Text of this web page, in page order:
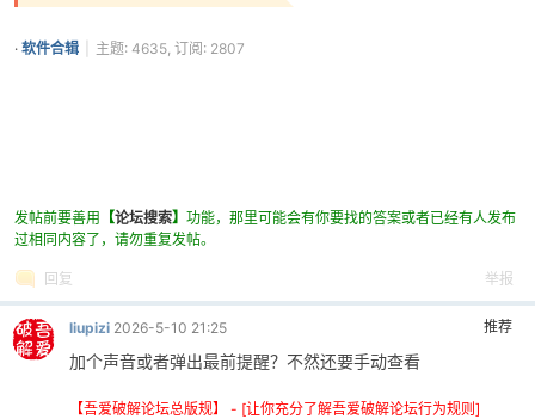
· 软件合辑 主题: 4635, 订阅: 2807
发帖前要善用 【论坛搜索】 功能，那里可能会有你要找的答案或者已经有人发布
过相同内容了，请勿重复发帖。
回复 举报
推荐
liupizi 2026-5-10 21:25
加个声音或者弹出最前提醒？不然还要手动查看
【吾爱破解论坛总版规】 - [让你充分了解吾爱破解论坛行为规则]